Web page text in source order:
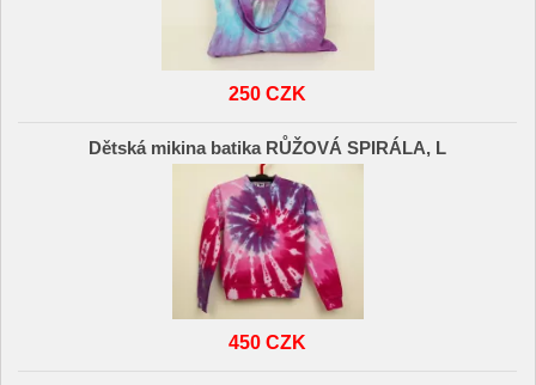
250 CZK
Dětská mikina batika RŮŽOVÁ SPIRÁLA, L
450 CZK